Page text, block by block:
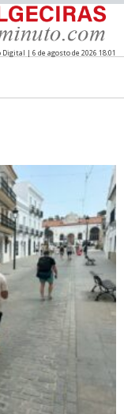
Digital | 6 de agosto de 2026 18:01